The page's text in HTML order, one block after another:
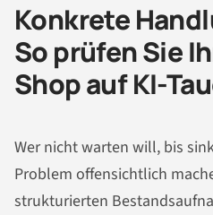
Konkrete
So prüfen Sie
Shop auf KI-
Wer nicht warten will, bis
Problem offensichtlich
strukturierten